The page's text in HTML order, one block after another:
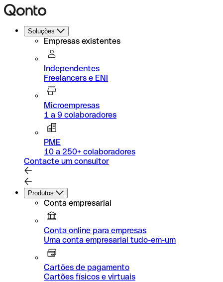
Soluções
Empresas existentes
Independentes
Freelancers e ENI
Microempresas
1 a 9 colaboradores
PME
10 a 250+ colaboradores
Contacte um consultor
Produtos
Conta empresarial
Conta online para empresas
Uma conta empresarial tudo-em-um
Cartões de pagamento
Cartões físicos e virtuais